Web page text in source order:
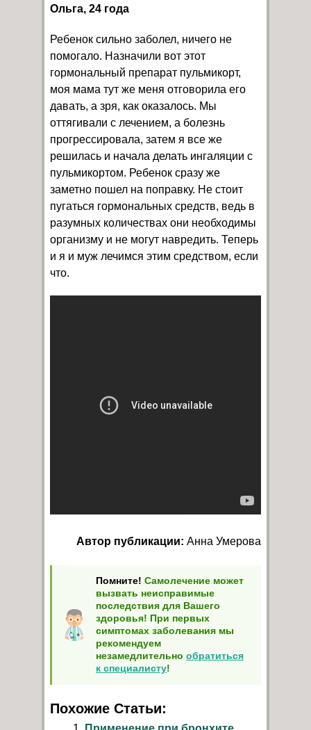
Ольга, 24 года
Ребенок сильно заболел, ничего не
помогало. Назначили вот этот
гормональный препарат пульмикорт,
моя мама тут же меня отговорила его
давать, а зря, как оказалось. Мы
оттягивали с лечением, а болезнь
прогрессировала, затем я все же
решилась и начала делать ингаляции с
пульмикортом. Ребенок сразу же
заметно пошел на поправку. Не стоит
пугаться гормональных средств, ведь в
разумных количествах они необходимы
организму и не могут навредить. Теперь
и я и муж лечимся этим средством, если
что.
Автор публикации: Анна Умерова
Помните! Самолечение может
вызвать неисправимые
последствия для Вашего
здоровья! При первых
симптомах заболевания мы
рекомендуем
незамедлительно обратиться
к специалисту!
Похожие Статьи: